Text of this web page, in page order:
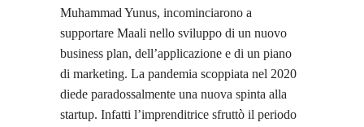
Muhammad Yunus, incominciarono a
supportare Maali nello sviluppo di un nuovo
business plan, dell’applicazione e di un piano
di marketing. La pandemia scoppiata nel 2020
diede paradossalmente una nuova spinta alla
startup. Infatti l’imprenditrice sfruttò il periodo